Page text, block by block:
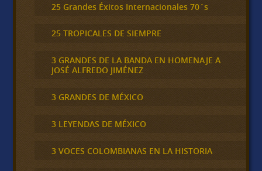
25 Grandes Éxitos Internacionales 70´s
25 TROPICALES DE SIEMPRE
3 GRANDES DE LA BANDA EN HOMENAJE A
JOSÉ ALFREDO JIMÉNEZ
3 GRANDES DE MÉXICO
3 LEYENDAS DE MÉXICO
3 VOCES COLOMBIANAS EN LA HISTORIA